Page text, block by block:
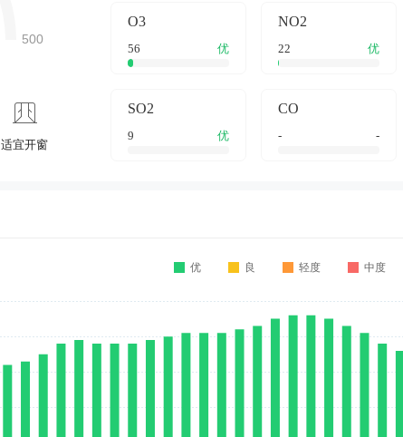
适宜开窗
O3
56 优
NO2
22 优
SO2
9 优
CO
- -
优 良 轻度 中度